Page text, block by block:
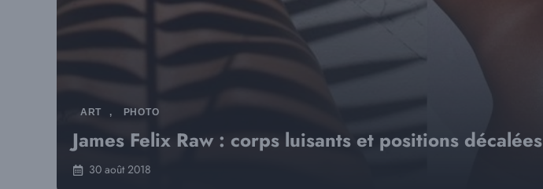
ART , PHOTO
James Felix Raw : corps luisants et positions décalées
30 août 2018